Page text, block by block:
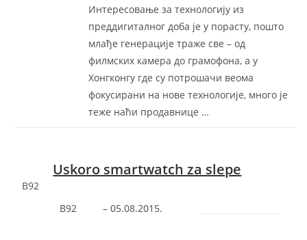
Интересовање за технологију из
преддигиталног доба је у порасту, пошто
млађе генерације траже све – од
филмских камера до грамофона, а у
Хонгконгу где су потрошачи веома
фокусирани на нове технологије, много је
теже наћи продавнице …
B92
Uskoro smartwatch za slepe
B92 –‎05.08.2015.‎